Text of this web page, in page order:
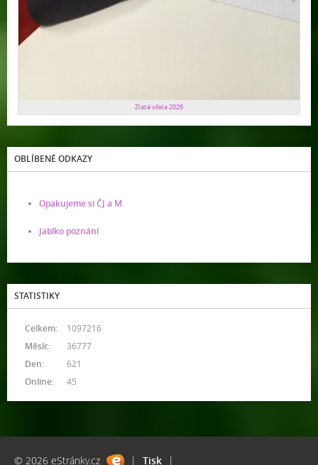
Zlatá včela 2026
OBLÍBENÉ ODKAZY
Opakujeme si ČJ a M
Jablko poznání
STATISTIKY
Online: 45
Celkem:
1097216
Měsíc:
36777
Den:
621
© 2026 eStránky.cz | Tisk |